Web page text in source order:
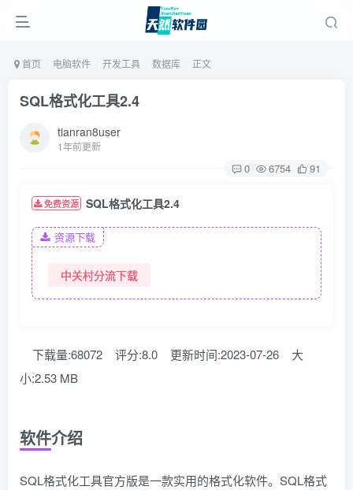
首页 电脑软件 开发工具 数据库 正文
SQL格式化工具2.4
tianran8user
1年前更新
0 6754 91
免费资源 SQL格式化工具2.4
资源下载
中关村分流下载
下载量:68072 评分:8.0 更新时间:2023-07-26
大
小:2.53 MB
软件介绍
SQL格式化工具官方版是一款实用的格式化软件。SQL格式